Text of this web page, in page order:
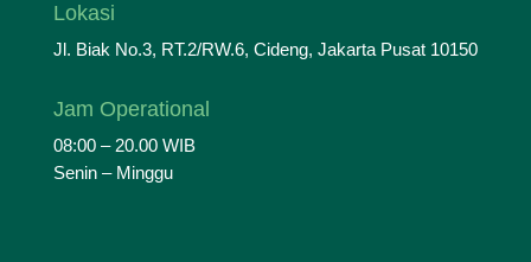
Lokasi
Jl. Biak No.3, RT.2/RW.6, Cideng, Jakarta Pusat 10150
Jam Operational
08:00 – 20.00 WIB
Senin – Minggu